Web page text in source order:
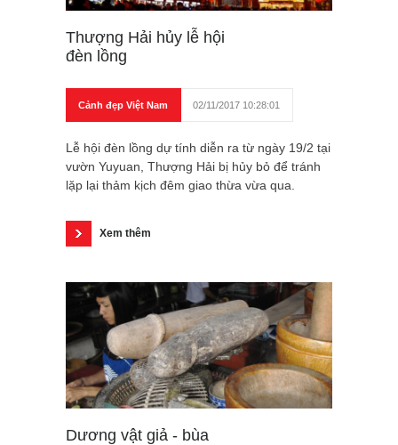
Thượng Hải hủy lễ hội
đèn lồng
Cảnh đẹp Việt Nam 02/11/2017 10:28:01
Lễ hội đèn lồng dự tính diễn ra từ ngày 19/2 tại
vườn Yuyuan, Thượng Hải bị hủy bỏ để tránh
lặp lại thảm kịch đêm giao thừa vừa qua.
Xem thêm
Dương vật giả - bùa